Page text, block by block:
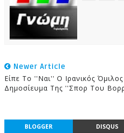
Newer Article
Είπε Το ''Ναι'' Ο Ιρανικός
Δημοσίευμα Της ''Σπορ Του
BLOGGER DISQUS